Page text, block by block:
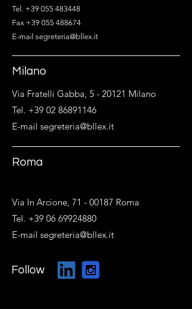
Tel. +39 055 483448
Fax +39 055 488674
E-mail segreteria@bllex.it
Milano
Via Fratelli Gabba, 5 - 20121 Milano
Tel. +39 02 86891146
E-mail segreteria@bllex.it
Roma
Via In Arcione, 71 - 00187 Roma
Tel. +39 06 69924880
E-mail segreteria@bllex.it
Follow